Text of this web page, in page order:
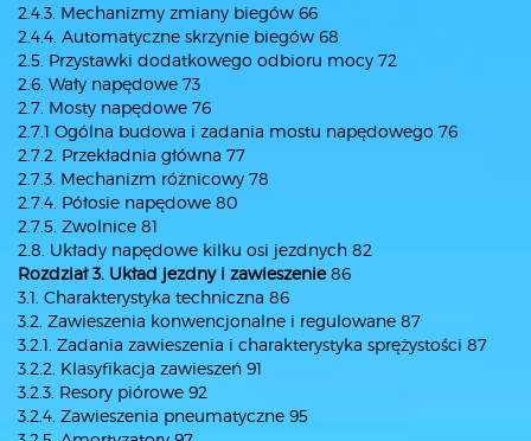
2.4.3. Mechanizmy zmiany biegów 66
2.4.4. Automatyczne skrzynie biegów 68
2.5. Przystawki dodatkowego odbioru mocy 72
2.6. Wały napędowe 73
2.7. Mosty napędowe 76
2.7.1 Ogólna budowa i zadania mostu napędowego 76
2.7.2. Przekładnia główna 77
2.7.3. Mechanizm różnicowy 78
2.7.4. Półosie napędowe 80
2.7.5. Zwolnice 81
2.8. Układy napędowe kilku osi jezdnych 82
Rozdział 3. Układ jezdny i zawieszenie86
3.1. Charakterystyka techniczna 86
3.2. Zawieszenia konwencjonalne i regulowane 87
3.2.1. Zadania zawieszenia i charakterystyka sprężystości 87
3.2.2. Klasyfikacja zawieszeń 91
3.2.3. Resory piórowe 92
3.2.4. Zawieszenia pneumatyczne 95